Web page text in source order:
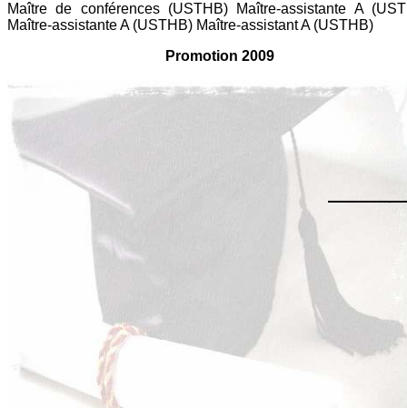
Maître de conférences (USTHB)
Maître-assistante A
Maître-assistante A (USTHB) Maître-assistant A (USTHB)
Promotion 2009